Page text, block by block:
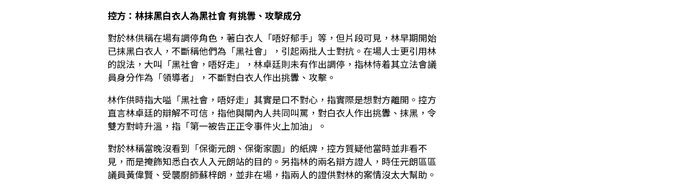
控方：林抹黑白衣人為黑社會 有挑釁、攻擊成分
對於林供稱在場有調停角色，著白衣人「唔好郁手」等，但片段可見，林早期開始
已抹黑白衣人，不斷稱他們為「黑社會」，引起兩批人士對抗。在場人士更引用林
的說法，大叫「黑社會，唔好走」，林卓廷則未有作出調停，指林恃着其立法會議
員身分作為「領導者」，不斷對白衣人作出挑釁、攻擊。
林作供時指大嗌「黑社會，唔好走」其實是口不對心，指實際是想對方離開。控方
直言林卓廷的辯解不可信，指他與閘內人共同叫罵，對白衣人作出挑釁、抹黑，令
雙方對峙升溫，指「第一被告正正令事件火上加油」。
對於林稱當晚沒看到「保衛元朗、保衛家園」的紙牌，控方質疑他當時並非看不
見，而是掩飾知悉白衣人入元朗站的目的。另指林的兩名辯方證人，時任元朗區區
議員黃偉賢、受襲廚師蘇梓朗，並非在場，指兩人的證供對林的案情沒太大幫助。